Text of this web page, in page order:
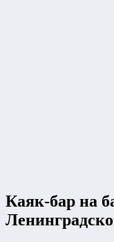
Каяк-бар на